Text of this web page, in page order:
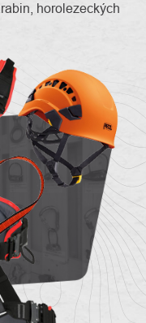
O
Kontakty
horolezeckých